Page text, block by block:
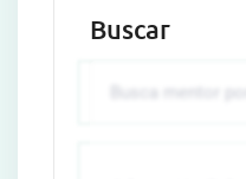
Buscar